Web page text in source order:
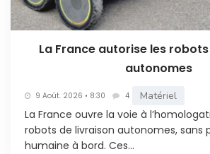
La France autorise les
autonomes
9 Août. 2026 • 8:30 4 Matériel
La France ouvre la voie à
robots de livraison autonomes, sans
humaine à bord. Ces...